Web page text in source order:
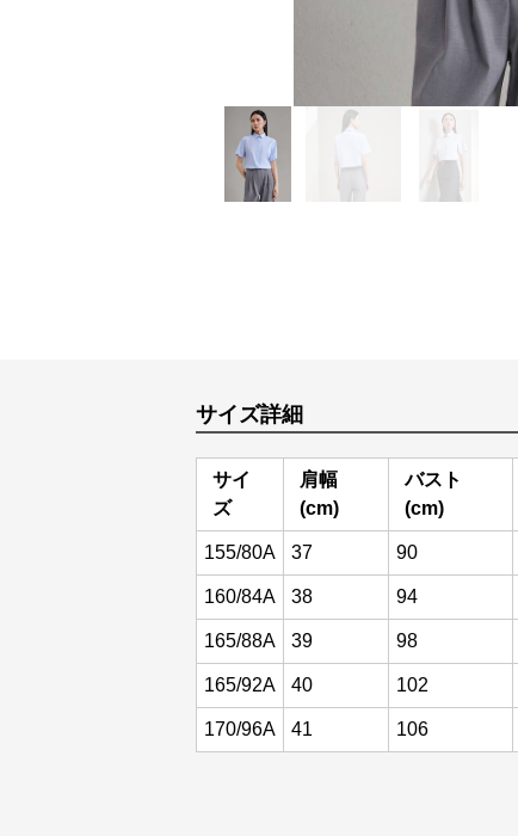
サイズ詳細
サイ
ズ
肩幅
(cm)
バスト
(cm)
155/80A 37 90
160/84A 38 94
165/88A 39 98
165/92A 40 102
170/96A 41 106